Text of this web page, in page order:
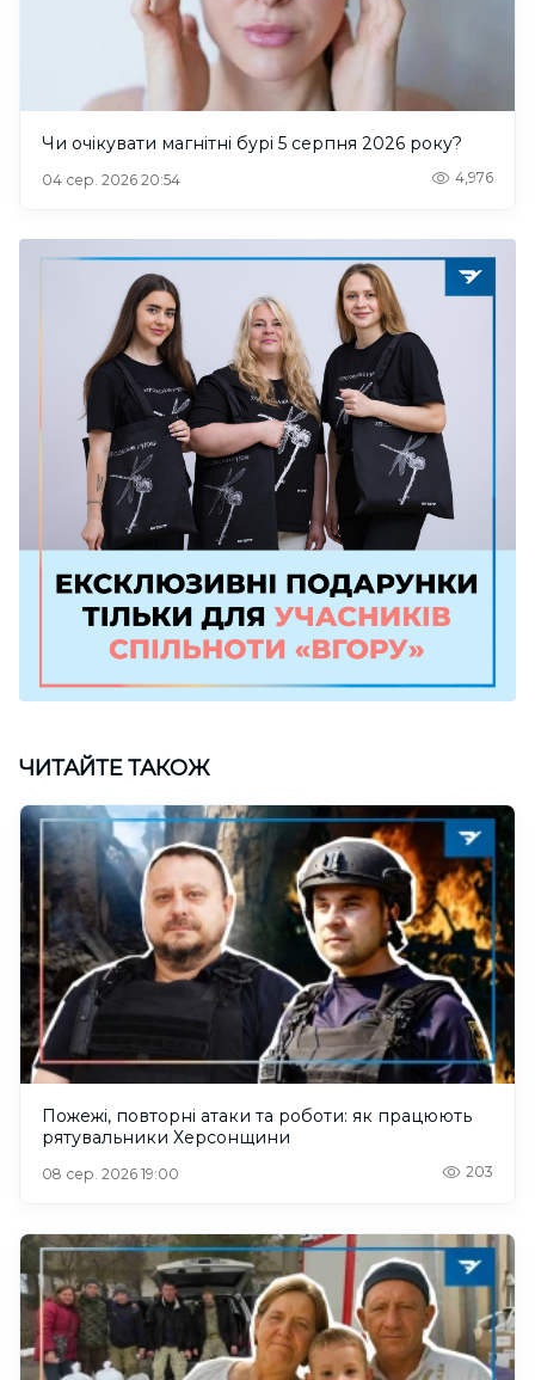
Чи очікувати магнітні бурі 5 серпня 2026 року?
04 сер. 2026 20:54 4,976
ЧИТАЙТЕ ТАКОЖ
Пожежі, повторні атаки та роботи: як працюють
рятувальники Херсонщини
08 сер. 2026 19:00 203